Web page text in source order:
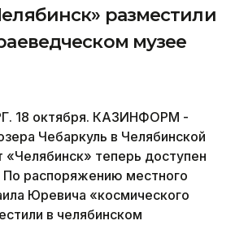
разместили
музее
18 октября. КАЗИНФОРМ -
Чебаркуль в Челябинской
«Челябинск» теперь доступен
По распоряжению местного
Юревича «космического
в челябинском